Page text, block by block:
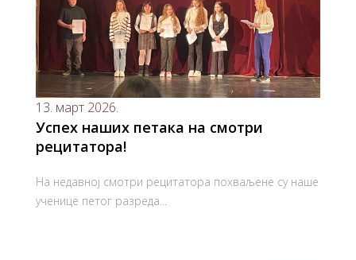
13. март 2026.
Успех наших петака на смотри
рецитатора!
На недавној смотри рецитатора похваљене су наше
ученице петог разреда...